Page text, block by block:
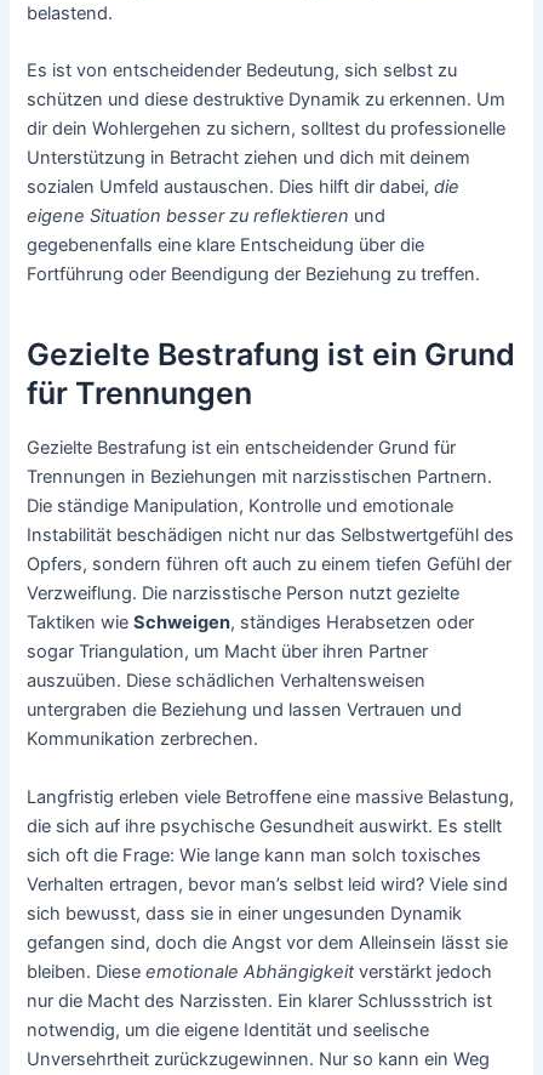
belastend.
Es ist von entscheidender Bedeutung, sich selbst zu
schützen und diese destruktive Dynamik zu erkennen. Um
dir dein Wohlergehen zu sichern, solltest du professionelle
Unterstützung in Betracht ziehen und dich mit deinem
sozialen Umfeld austauschen. Dies hilft dir dabei,die
eigene Situation besser zu reflektieren und
gegebenenfalls eine klare Entscheidung über die
Fortführung oder Beendigung der Beziehung zu treffen.
Gezielte Bestrafung ist ein Grund
für Trennungen
Gezielte Bestrafung ist ein entscheidender Grund für
Trennungen in Beziehungen mit narzisstischen Partnern.
Die ständige Manipulation, Kontrolle und emotionale
Instabilität beschädigen nicht nur das Selbstwertgefühl des
Opfers, sondern führen oft auch zu einem tiefen Gefühl der
Verzweiflung. Die narzisstische Person nutzt gezielte
Taktiken wieSchweigen, ständiges Herabsetzen oder
sogar Triangulation, um Macht über ihren Partner
auszuüben. Diese schädlichen Verhaltensweisen
untergraben die Beziehung und lassen Vertrauen und
Kommunikation zerbrechen.
Langfristig erleben viele Betroffene eine massive Belastung,
die sich auf ihre psychische Gesundheit auswirkt. Es stellt
sich oft die Frage: Wie lange kann man solch toxisches
Verhalten ertragen, bevor man’s selbst leid wird? Viele sind
sich bewusst, dass sie in einer ungesunden Dynamik
gefangen sind, doch die Angst vor dem Alleinsein lässt sie
bleiben. Dieseemotionale Abhängigkeitverstärkt jedoch
nur die Macht des Narzissten. Ein klarer Schlussstrich ist
notwendig, um die eigene Identität und seelische
Unversehrtheit zurückzugewinnen. Nur so kann ein Weg